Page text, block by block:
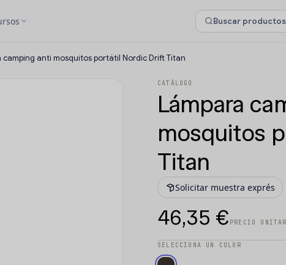
camping anti mosquitos portátil Nordic Drift Titan
CATÁLOGO
Lámpara
mosquitos
Titan
Solicitar muestra exprés
46,35 € PRECIO
SELECCIONA UN COLOR